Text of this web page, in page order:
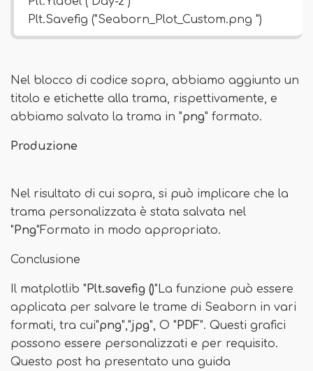
Plt.Savefig ("Seaborn_Plot_Custom.png ")
Nel blocco di codice sopra, abbiamo aggiunto un
titolo e etichette alla trama, rispettivamente, e
abbiamo salvato la trama in "png" formato.
Produzione
Nel risultato di cui sopra, si può implicare che la
trama personalizzata è stata salvata nel
"Png"Formato in modo appropriato.
Conclusione
Il matplotlib "Plt.savefig ()"La funzione può essere
applicata per salvare le trame di Seaborn in vari
formati, tra cui"png","jpg", O "PDF". Questi grafici
possono essere personalizzati e per requisito.
Questo post ha presentato una guida